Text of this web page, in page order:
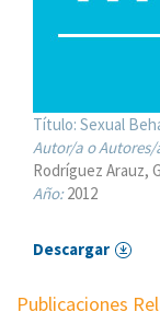
Título: Sexual
Autor/a o Autores/
Rodríguez Arauz,
Año:2012
Descargar
Publicaciones